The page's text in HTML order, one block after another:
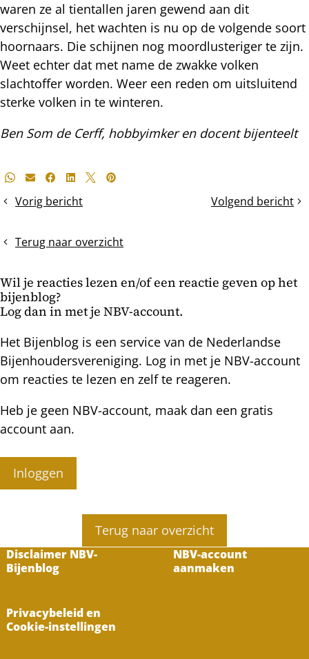
waren ze al tientallen jaren gewend aan dit
verschijnsel, het wachten is nu op de volgende soort
hoornaars. Die schijnen nog moordlusteriger te zijn.
Weet echter dat met name de zwakke volken
slachtoffer worden. Weer een reden om uitsluitend
sterke volken in te winteren.
Ben Som de Cerff, hobbyimker en docent bijenteelt
Deel
bericht
Whatsapp
E-mailFacebook
LinkedIn
X Pinterest
Vorig bericht
Waarom
TBH-
Volgend bericht
Het
Terug naar overzicht
Wil je reacties lezen en/of een reactie geven op het
bijenblog?
Log dan in met je NBV-account.
Het Bijenblog is een service van de Nederlandse
Bijenhoudersvereniging. Log in met je NBV-account
om reacties te lezen en zelf te reageren.
Heb je geen NBV-account, maak dan een gratis
account aan.
Inloggen
Terug naar overzicht
Disclaimer NBV-
Bijenblog
NBV-account
aanmaken
Privacybeleid en
Cookie-instellingen